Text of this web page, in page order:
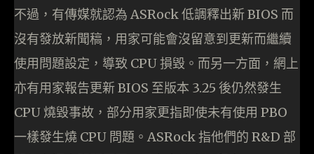
不過，有傳媒就認為 ASRock 低調釋出新 BIOS 而
沒有發放新聞稿，用家可能會沒留意到更新而繼續
使用問題設定，導致 CPU 損毀。而另一方面，網上
亦有用家報告更新 BIOS 至版本 3.25 後仍然發生
CPU 燒毀事故，部分用家更指即使未有使用 PBO
一樣發生燒 CPU 問題。ASRock 指他們的 R&D 部